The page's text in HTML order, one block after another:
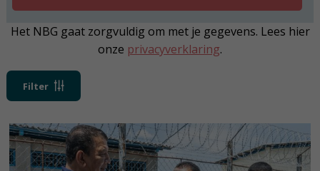
Het NBG gaat zorgvuldig om met je gegevens. Lees hier
onze privacyverklaring.
Filter